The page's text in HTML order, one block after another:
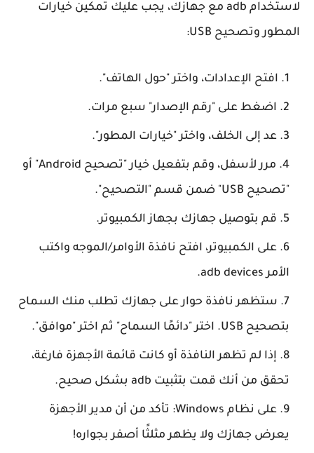
لاستخدام adb مع جهازك، يجب عليك تمكين خيارات
المطور وتصحيح USB:
افتح الإعدادات، واختر "حول الهاتف".
اضغط على "رقم الإصدار" سبع مرات.
عد إلى الخلف، واختر "خيارات المطور".
مرر لأسفل، وقم بتفعيل خيار "تصحيح Android" أو
"تصحيح USB" ضمن قسم "التصحيح".
قم بتوصيل جهازك بجهاز الكمبيوتر.
على الكمبيوتر، افتح نافذة الأوامر/الموجه واكتب
الأمر adb devices.
ستظهر نافذة حوار على جهازك تطلب منك السماح
بتصحيح USB. اختر "دائمًا السماح" ثم اختر "موافق".
إذا لم تظهر النافذة أو كانت قائمة الأجهزة فارغة،
تحقق من أنك قمت بتثبيت adb بشكل صحيح.
على نظام Windows: تأكد من أن مدير الأجهزة
يعرض جهازك ولا يظهر مثلثًا أصفر بجواره!